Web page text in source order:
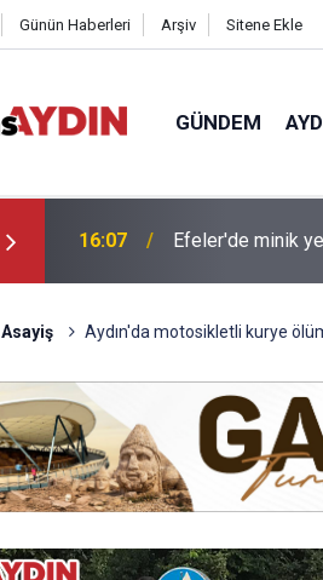
Günün Haberleri Arşiv Sitene Ekle
GÜNDEM
15:27 Aydın’da yeni
Asayiş Aydın'da motosikletli kurye